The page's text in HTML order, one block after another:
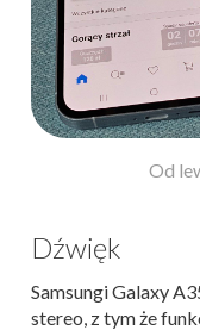
Od
Dźwięk
Samsungi Galaxy
stereo, z tym że